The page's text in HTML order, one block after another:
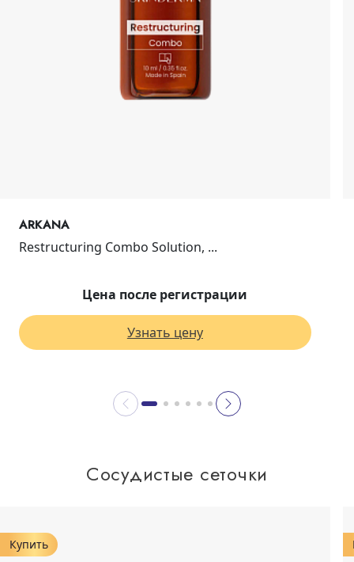
ARKANA
Restructuring Combo Solution, ...
Цена после регистрации
Узнать цену
Сосудистые сеточки
Купить